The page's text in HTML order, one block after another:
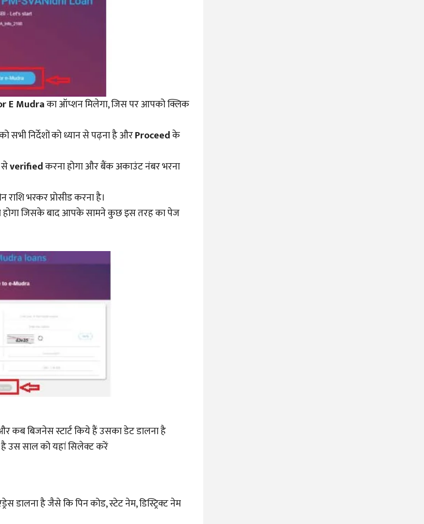
E Mudraका ऑप्शन मिलेगा, जिस पर आपको क्लिक
निर्देशों को ध्यान से पढ़ना है औरProceedके
verifiedकरना होगा और बैंक अकाउंट नंबर भरना
राशि भरकर प्रोसीड करना है।
जिसके बाद आपके सामने कुछ इस तरह का पेज
कब बिजनेस स्टार्ट किये हैं उसका डेट डालना है
उस साल को यहां सिलेक्ट करें
डालना है जैसे कि पिन कोड, स्टेट नेम, डिस्ट्रिक्ट नेम